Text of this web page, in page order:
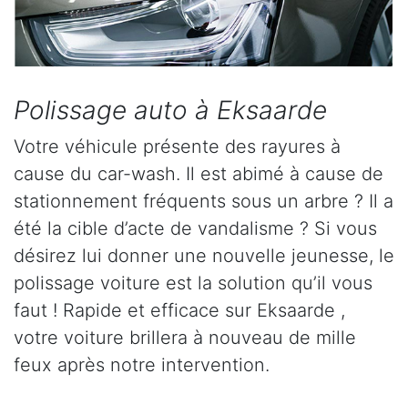
Polissage auto à Eksaarde
Votre véhicule présente des rayures à
cause du car-wash. Il est abimé à cause de
stationnement fréquents sous un arbre ? Il a
été la cible d’acte de vandalisme ? Si vous
désirez lui donner une nouvelle jeunesse, le
polissage voiture est la solution qu’il vous
faut ! Rapide et efficace sur Eksaarde ,
votre voiture brillera à nouveau de mille
feux après notre intervention.